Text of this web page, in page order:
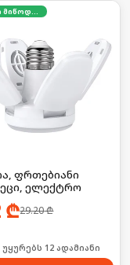
სწრაფი მიწოდება
ფრთებიანი
ელექტრო
₾29.20₾
24სთ-ში იყიდა 21-მა